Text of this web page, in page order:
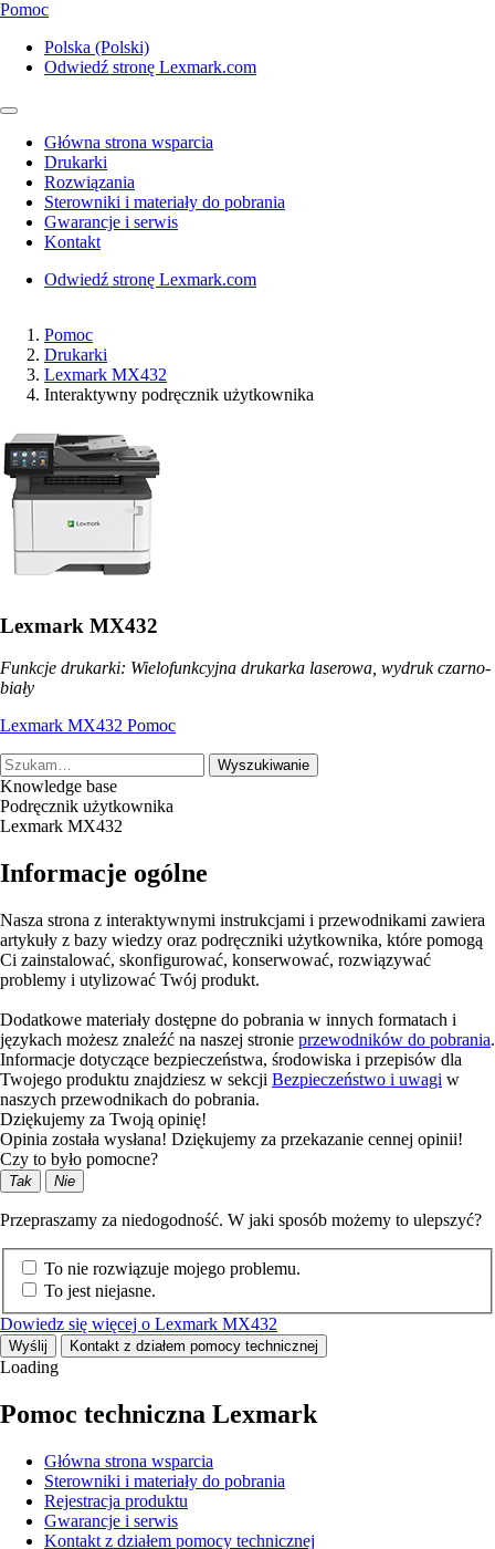
Pomoc
Polska (Polski)
Odwiedź stronę Lexmark.com
Główna strona wsparcia
Drukarki
Rozwiązania
Sterowniki i materiały do pobrania
Gwarancje i serwis
Kontakt
Odwiedź stronę Lexmark.com
Pomoc
Drukarki
Lexmark MX432
Interaktywny podręcznik użytkownika
Lexmark MX432
Funkcje drukarki: Wielofunkcyjna drukarka laserowa, wydruk czarno-
biały
Lexmark MX432 Pomoc
Wyszukiwanie
Knowledge base
Podręcznik użytkownika
Lexmark MX432
Informacje ogólne
Nasza strona z interaktywnymi instrukcjami i przewodnikami zawiera
artykuły z bazy wiedzy oraz podręczniki użytkownika, które pomogą
Ci zainstalować, skonfigurować, konserwować, rozwiązywać
problemy i utylizować Twój produkt.
Dodatkowe materiały dostępne do pobrania w innych formatach i
językach możesz znaleźć na naszej stronie przewodników do pobrania.
Informacje dotyczące bezpieczeństwa, środowiska i przepisów dla
Twojego produktu znajdziesz w sekcji Bezpieczeństwo i uwagi w
naszych przewodnikach do pobrania.
Dziękujemy za Twoją opinię!
Opinia została wysłana! Dziękujemy za przekazanie cennej opinii!
Czy to było pomocne?
Tak Nie
Przepraszamy za niedogodność. W jaki sposób możemy to ulepszyć?
To nie rozwiązuje mojego problemu.
To jest niejasne.
Dowiedz się więcej o Lexmark MX432
Wyślij Kontakt z działem pomocy technicznej
Loading
Pomoc techniczna Lexmark
Główna strona wsparcia
Sterowniki i materiały do pobrania
Rejestracja produktu
Gwarancje i serwis
Kontakt z działem pomocy technicznej